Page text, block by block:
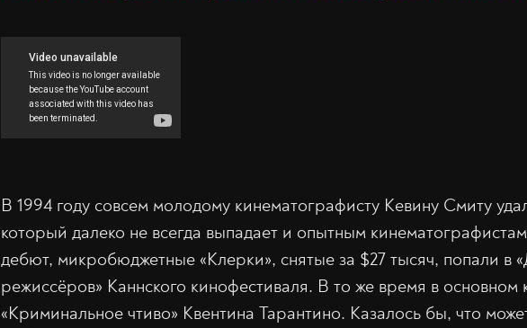
В 1994 году совсем молодому кинематографисту Кевину Смиту
который далеко не всегда выпадает и опытным
дебют, микробюджетные «Клерки», снятые за $27 тысяч, попали в
режиссёров» Каннского кинофестиваля. В то же время в основном
«Криминальное чтиво» Квентина Тарантино. Казалось бы, что